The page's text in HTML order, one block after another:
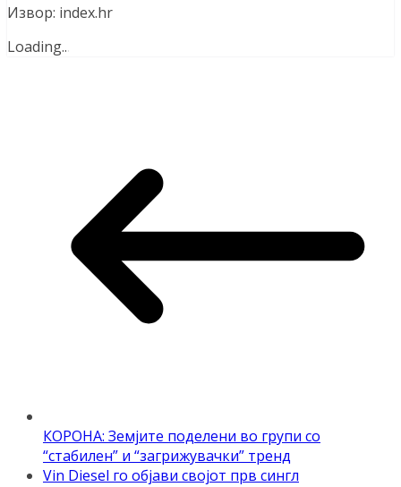
Извор: index.hr
Loading...
КОРОНА: Земјите поделени во групи со
“стабилен” и “загрижувачки” тренд
Vin Diesel го објави својот прв сингл